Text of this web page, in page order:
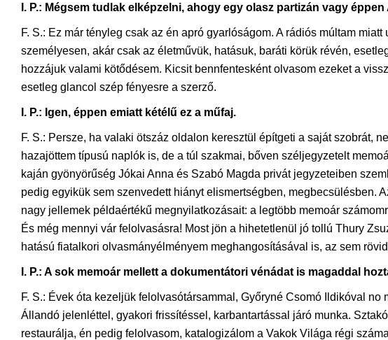
I. P.: Mégsem tudlak elképzelni, ahogy egy olasz partizán vagy
F. S.: Ez már tényleg csak az én apró gyarlóságom. A rádiós múltam
személyesen, akár csak az életművük, hatásuk, baráti körük révén,
hozzájuk valami kötődésem. Kicsit bennfentesként olvasom ezeket a
esetleg glancol szép fényesre a szerző.
I. P.: Igen, éppen emiatt kétélű ez a műfaj.
F. S.: Persze, ha valaki ötszáz oldalon keresztül építgeti a saját szobrát,
hazajöttem típusú naplók is, de a túl szakmai, bőven széljegyzetelt
kaján gyönyörűség Jókai Anna és Szabó Magda privát jegyzeteiben
pedig egyikük sem szenvedett hiányt elismertségben, megbecsülésben.
nagy jellemek példaértékű megnyilatkozásait: a legtöbb memoár
És még mennyi vár felolvasásra! Most jön a hihetetlenül jó tollú Thury
hatású fiatalkori olvasmányélményem meghangosításával is, az sem
I. P.: A sok memoár mellett a dokumentátori vénádat is magaddal
F. S.: Évek óta kezeljük felolvasótársammal, Győryné Csomó Ildikóval
Állandó jelenléttel, gyakori frissítéssel, karbantartással járó munka.
restaurálja, én pedig felolvasom, katalogizálom a Vakok Világa régi